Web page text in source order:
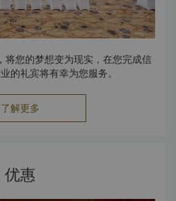
将您的梦想变为现实，在您完成信
的礼宾将有幸为您服务。
了解更多
优惠